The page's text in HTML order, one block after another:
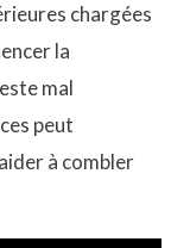
chargées
la
mal
peut
à combler